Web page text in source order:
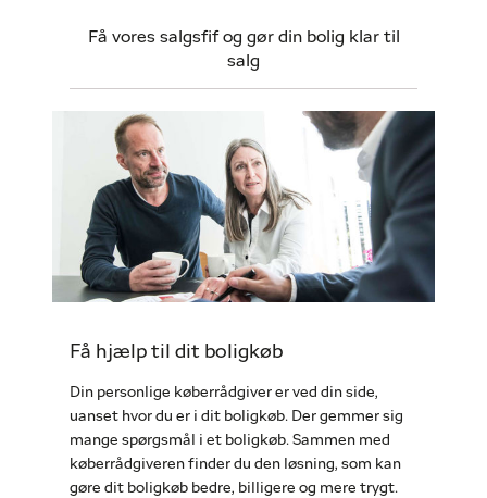
Få vores salgsfif og gør din bolig klar til
salg
Få hjælp til dit boligkøb
Din personlige køberrådgiver er ved din side,
uanset hvor du er i dit boligkøb. Der gemmer sig
mange spørgsmål i et boligkøb. Sammen med
køberrådgiveren finder du den løsning, som kan
gøre dit boligkøb bedre, billigere og mere trygt.